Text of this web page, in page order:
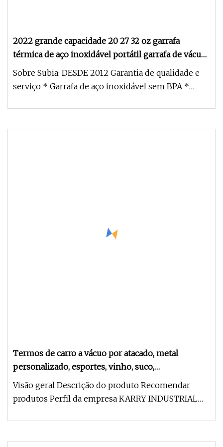
2022 grande capacidade 20 27 32 oz garrafa
térmica de aço inoxidável portátil garrafa de vácuo
isolada garrafa de água
Sobre Subia: DESDE 2012 Garantia de qualidade e
serviço * Garrafa de aço inoxidável sem BPA *
Termos de carro a vácuo por atacado, metal
personalizado, esportes, vinho, suco,
armazenamento, bebida, garrafa térmica com
isolamento quente, garrafas de água de aço
Visão geral Descrição do produto Recomendar
produtos Perfil da empresa KARRY INDUSTRIAL